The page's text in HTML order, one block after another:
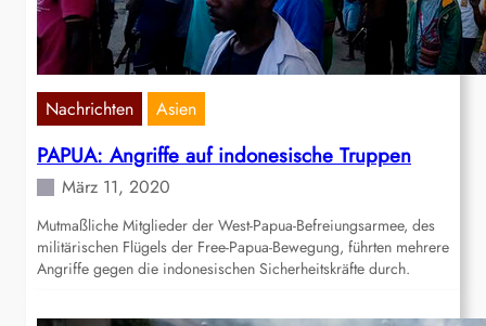
Nachrichten Asien
PAPUA: Angriffe auf indonesische Truppen
März 11, 2020
Mutmaßliche Mitglieder der West-Papua-Befreiungsarmee, des
militärischen Flügels der Free-Papua-Bewegung, führten mehrere
Angriffe gegen die indonesischen Sicherheitskräfte durch.